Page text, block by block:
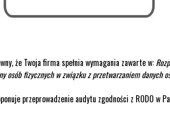
że Twoja firma spełnia wymagania zawarte w:
osób fizycznych w związku z przetwarzaniem danych
przeprowadzenie audytu zgodności z RODO